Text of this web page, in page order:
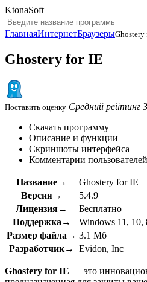
KtonaSoft
ГлавнаяИнтернетБраузерыGhostery
Ghostery for IE
Поставить оценку Средний рейтинг
Скачать программу
Описание и функции
Скриншоты интерфейса
Комментарии пользователей
Название→
Ghostery for IE
Версия→
5.4.9
Лицензия→
Бесплатно
Поддержка→
Windows 11, 10,
Размер файла→ 3.1 Мб
Разработчик→
Evidon, Inc
Ghostery for IE — это